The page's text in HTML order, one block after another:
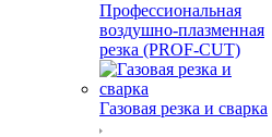
Профессиональная
воздушно-плазменная
резка (PROF-CUT)
Газовая резка и сварка